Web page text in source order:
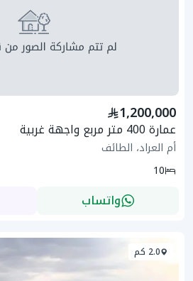
1,200,000
عمارة 400 متر مربع واجهة غربية
أم العراد، الطائف
10
واتساب
2.0 كم